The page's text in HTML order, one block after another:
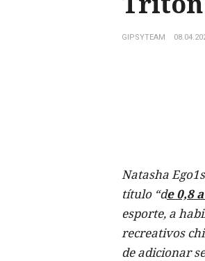
GIPSYTEAM
Natasha
título “de 0,8
esporte, a
recreativos
de adicionar